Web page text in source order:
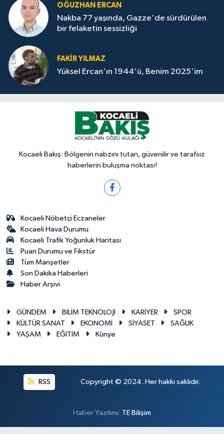
OĞUZHAN ERCAN
Nakba 77 yaşında, Gazze'de sürdürülen
bir felaketin sessizliği
FAKİR YILMAZ
Yüksel Ercan'ın 1944'ü, Benim 2025'im
Kocaeli Bakış: Bölgenin nabzını tutan, güvenilir ve tarafsız
haberlerin buluşma noktası!
Kocaeli Nöbetçi Eczaneler
Kocaeli Hava Durumu
Kocaeli Trafik Yoğunluk Haritası
Puan Durumu ve Fikstür
Tüm Manşetler
Son Dakika Haberleri
Haber Arşivi
GÜNDEM BİLİM TEKNOLOJİ KARİYER
SPOR
KÜLTÜR SANAT
EKONOMİ SİYASET
SAĞLIK
YAŞAM
EĞİTİM Künye
RSS Copyright © 2024. Her hakkı saklıdır.
Haber Yazılımı: TE Bilişim